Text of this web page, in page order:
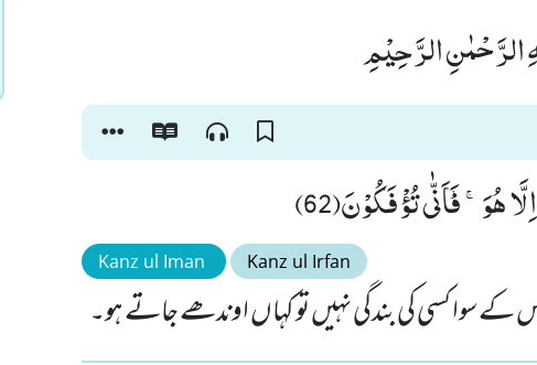
الرَّحْمٰنِ الرَّحِیْمِ
هُوَۚ-٘ فَاَنّٰى تُؤْفَكُوْنَ(62)
Kanz ul Iman Kanz ul Irfan
کے سوا کسی کی بندگی نہیں تو کہاں اوندھے جاتے ہو۔